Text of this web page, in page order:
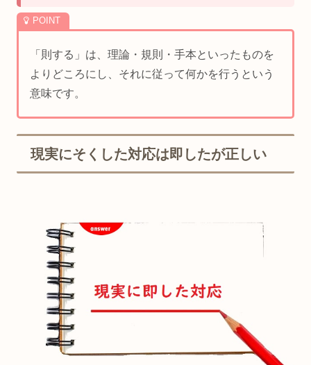
「則する」は、理論・規則・手本といったものを
よりどころにし、それに従って何かを行うという
意味です。
現実にそくした対応は即したが正しい